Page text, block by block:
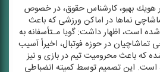
هویك بهبو، كارشناس حقوق، در خصوص
نماها در اماكن ورزشی كه باعث
است، اظهار داشت: گویا مـتأسفانه به
تماشاچیان در حوزه فوتبال، اخیراً آسیب
كه باعث محرومیت تیم در بازی و نیز
این تصمیم توسط كمیته انضباطی